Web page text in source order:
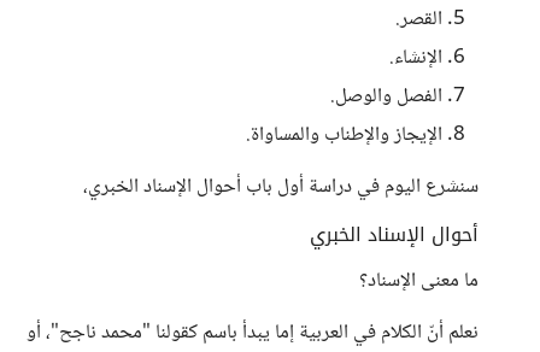
القصر.
الإنشاء.
الفصل والوصل.
الإيجاز والإطناب والمساواة.
سنشرع اليوم في دراسة أول باب أحوال الإسناد الخبري،
أحوال الإسناد الخبري
ما معنى الإسناد؟
نعلم أنّ الكلام في العربية إما يبدأ باسم كقولنا "محمد ناجح"، أو